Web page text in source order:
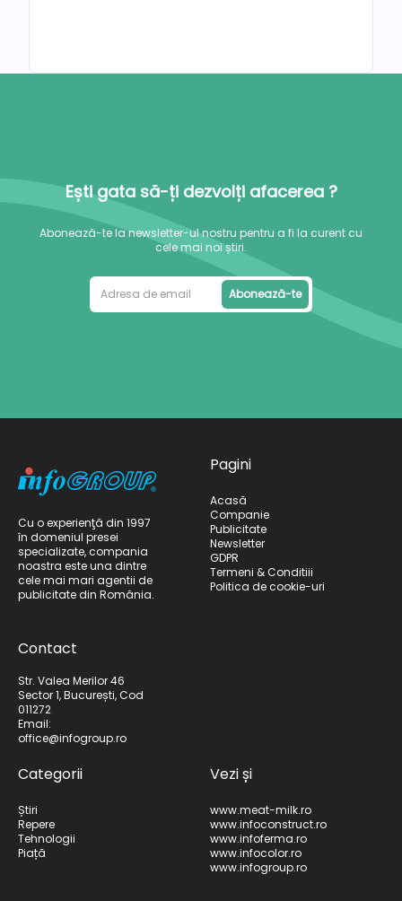
Ești gata să-ți dezvolți afacerea ?
Abonează-te la newsletter-ul nostru pentru a fi la curent cu
cele mai noi știri.
Abonează-te
Cu o experienţă din 1997
în domeniul presei
specializate, compania
noastra este una dintre
cele mai mari agentii de
publicitate din România.
Contact
Str. Valea Merilor 46
Sector 1, București, Cod
011272
Email:
office@infogroup.ro
Pagini
Acasă
Companie
Publicitate
Newsletter
GDPR
Termeni & Conditiii
Politica de cookie-uri
Categorii
Știri
Repere
Tehnologii
Piață
Vezi și
www.meat-milk.ro
www.infoconstruct.ro
www.infoferma.ro
www.infocolor.ro
www.infogroup.ro